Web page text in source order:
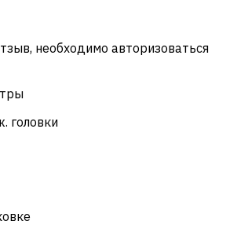
необходимо авторизоваться
головки